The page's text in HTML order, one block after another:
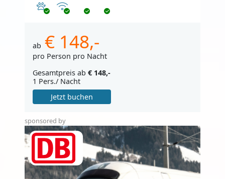
Haustiere erlaubt
Internet
ab € 148,-
pro Person pro Nacht
Gesamtpreis ab € 148,-
1 Pers./ Nacht
Jetzt buchen
sponsored by